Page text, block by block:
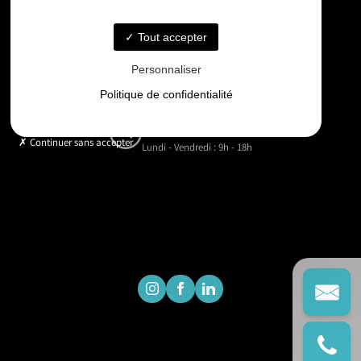
contact@gd-drones-services.fr
Horaires
Lundi - Vendredi : 9h - 18h
Tout accepter
Personnaliser
Politique de confidentialité
Continuer sans accepter